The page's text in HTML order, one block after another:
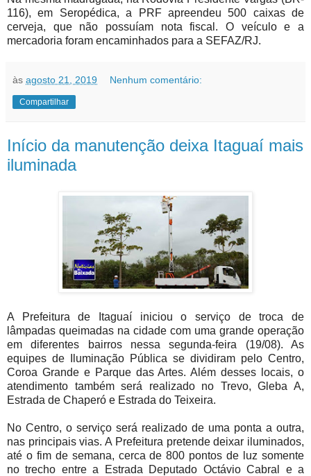
116), em Seropédica, a PRF apreendeu 500 caixas de
cerveja, que não possuíam nota fiscal. O veículo e a
mercadoria foram encaminhados para a SEFAZ/RJ.
às agosto 21, 2019 Nenhum comentário:
Compartilhar
Início da manutenção deixa Itaguaí mais
iluminada
A Prefeitura de Itaguaí iniciou o serviço de troca de
lâmpadas queimadas na cidade com uma grande operação
em diferentes bairros nessa segunda-feira (19/08). As
equipes de Iluminação Pública se dividiram pelo Centro,
Coroa Grande e Parque das Artes. Além desses locais, o
atendimento também será realizado no Trevo, Gleba A,
Estrada de Chaperó e Estrada do Teixeira.
No Centro, o serviço será realizado de uma ponta a outra,
nas principais vias. A Prefeitura pretende deixar iluminados,
até o fim de semana, cerca de 800 pontos de luz somente
no trecho entre a Estrada Deputado Octávio Cabral e a